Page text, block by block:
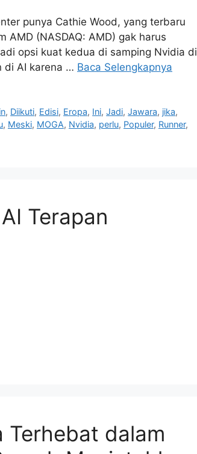
punya Cathie Wood, yang terbaru
AMD (NASDAQ: AMD) gak harus
opsi kuat kedua di samping Nvidia di
di AI karena … Baca Selengkapnya
, Diikuti, Edisi, Eropa, Ini,Jadi,Jawara, jika,
, Meski, MOGA, Nvidia, perlu, Populer, Runner,
Terapan
Terhebat dalam